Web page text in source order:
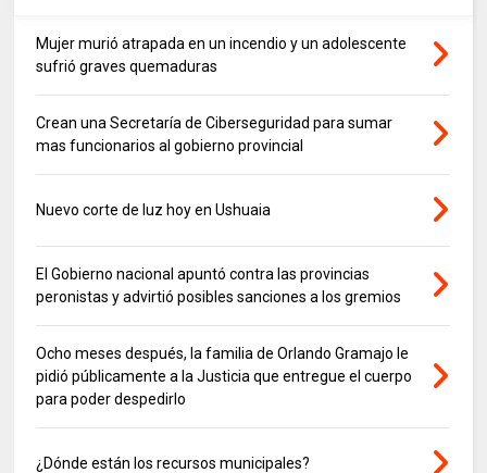
Mujer murió atrapada en un incendio y un adolescente
sufrió graves quemaduras
Crean una Secretaría de Ciberseguridad para sumar
mas funcionarios al gobierno provincial
Nuevo corte de luz hoy en Ushuaia
El Gobierno nacional apuntó contra las provincias
peronistas y advirtió posibles sanciones a los gremios
Ocho meses después, la familia de Orlando Gramajo le
pidió públicamente a la Justicia que entregue el cuerpo
para poder despedirlo
¿Dónde están los recursos municipales?